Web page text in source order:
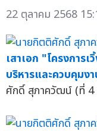
22 ตุลาคม 2568
เสาเอก "โครงการ
บริหารและควบคุมง
ศักดิ์ สุภาควัฒน์ (ที่ 4